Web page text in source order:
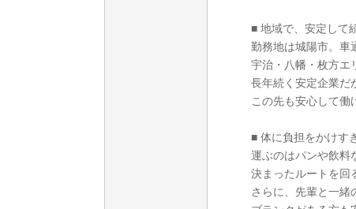
■ 地域で、安定して
勤務地は城陽市。車
宇治・八幡・枚方エ
長年続く安定企業だ
この先も安心して
■ 体に負担をかけす
運ぶのはパンや飲料
決まったルートを回
さらに、先輩と一緒